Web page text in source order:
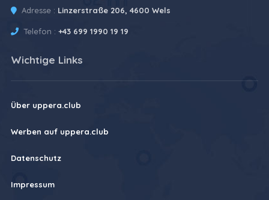
Adresse : Linzerstraße 206, 4600 Wels
Telefon : +43 699 1990 19 19
Wichtige Links
Über uppera.club
Werben auf uppera.club
Datenschutz
Impressum